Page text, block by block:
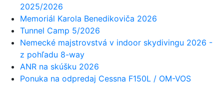
2025/2026
Memoriál Karola Benedikoviča 2026
Tunnel Camp 5/2026
Nemecké majstrovstvá v indoor skydivingu 2026 -
z pohľadu 8-way
ANR na skúšku 2026
Ponuka na odpredaj Cessna F150L / OM-VOS